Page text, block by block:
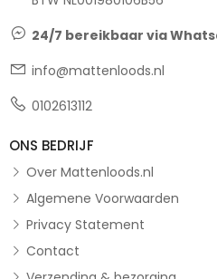
24/7 bereikbaar via
info@mattenloods.nl
0102613112
ONS BEDRIJF
Over Mattenloods.nl
Algemene Voorwaarden
Privacy Statement
Contact